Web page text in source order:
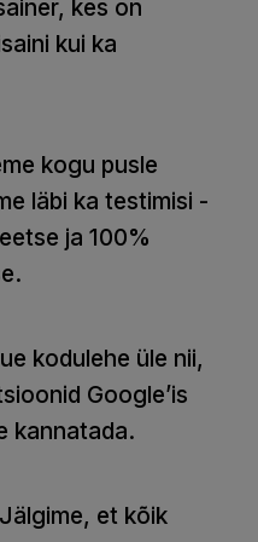
kes on
kui ka
kogu pusle
läbi ka testimisi -
ja 100%
kodulehe üle nii,
Google’is
kannatada.
Jälgime, et kõik